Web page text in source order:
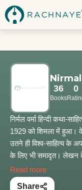
36
Books
0
निर्मल वर्मा हिन्दी कथा-
1929 को शिमला में हुआ।
उतने ही विश्व-साहित्य के
के लिए भी समादृत। लेखन के
सदस्यता और पद्मभूषण
सरकार द्वारा 2005 में
Read more
Share